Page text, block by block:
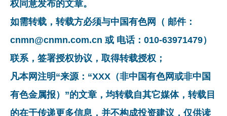
权同意发布的文章。
如需转载，转载方必须与中国有色网（ 邮件：
cnmn@cnmn.com.cn 或 电话：010-63971479）
联系，签署授权协议，取得转载授权；
凡本网注明“来源：“XXX（非中国有色网或非中国
有色金属报）”的文章，均转载自其它媒体，转载目
的在于传递更多信息，并不构成投资建议，仅供读